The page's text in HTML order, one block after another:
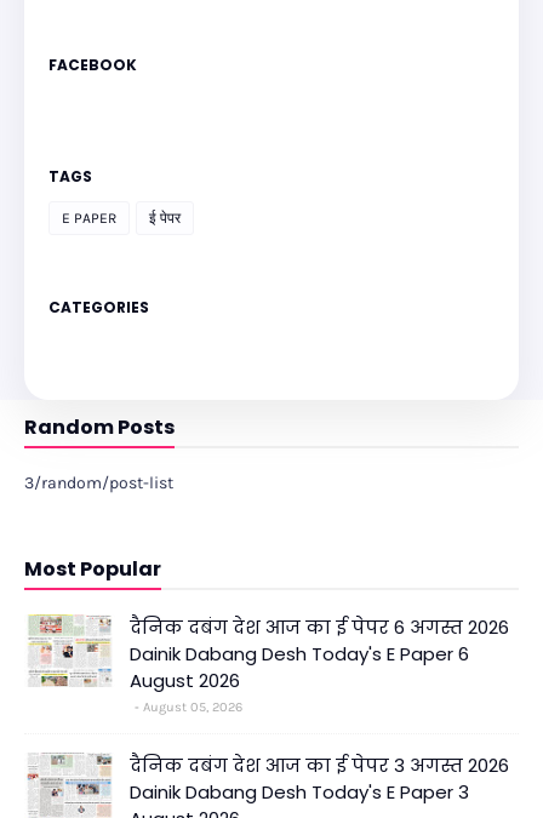
FACEBOOK
TAGS
E PAPER ई पेपर
CATEGORIES
Random Posts
3/random/post-list
Most Popular
दैनिक दबंग देश आज का ई पेपर 6 अगस्त 2026
Dainik Dabang Desh Today's E Paper 6
August 2026
August 05, 2026
दैनिक दबंग देश आज का ई पेपर 3 अगस्त 2026
Dainik Dabang Desh Today's E Paper 3